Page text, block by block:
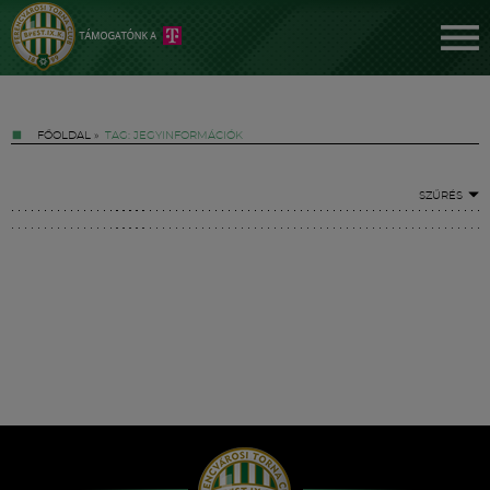
FŐOLDAL » TAG: JEGYINFORMÁCIÓK
SZŰRÉS
Hírek